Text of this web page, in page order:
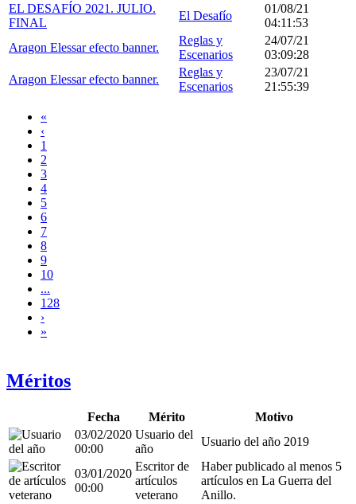
EL DESAFÍO 2021. JULIO.
FINAL
El Desafío
01/08/21
04:11:53
Aragon Elessar efecto banner.
Reglas y
Escenarios
24/07/21
03:09:28
Aragon Elessar efecto banner.
Reglas y
Escenarios
23/07/21
21:55:39
«
‹
1
2
3
4
5
6
7
8
9
10
...
128
›
»
Méritos
Fecha Mérito
Motivo
03/02/2020
00:00
Usuario del
año
Usuario del año 2019
03/01/2020
00:00
Escritor de
artículos
veterano
Haber publicado al menos 5
artículos en La Guerra del
Anillo.